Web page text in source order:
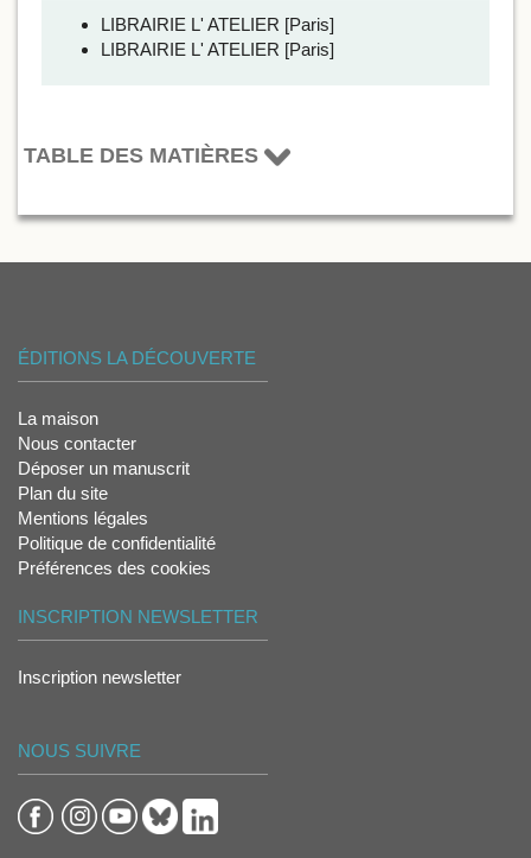
LIBRAIRIE L' ATELIER [Paris]
LIBRAIRIE L' ATELIER [Paris]
TABLE DES MATIÈRES
ÉDITIONS LA DÉCOUVERTE
La maison
Nous contacter
Déposer un manuscrit
Plan du site
Mentions légales
Politique de confidentialité
Préférences des cookies
INSCRIPTION NEWSLETTER
Inscription newsletter
NOUS SUIVRE